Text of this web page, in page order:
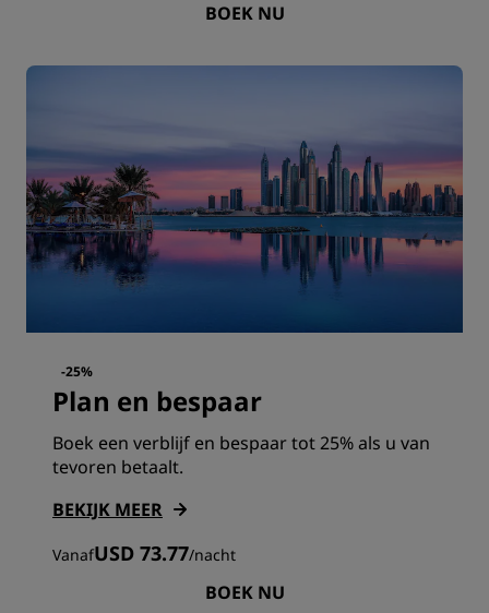
BOEK NU
-25%
Plan en bespaar
Boek een verblijf en bespaar tot 25% als u van
tevoren betaalt.
BEKIJK MEER
VanafUSD 73.77/nacht
BOEK NU